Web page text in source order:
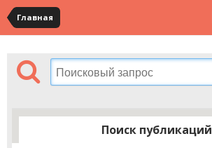
Главная
Поиск публикаций